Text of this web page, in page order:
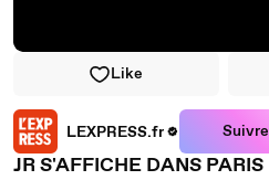
Like
LEXPRESS.fr Suivre
JR S'AFFICHE DANS PARIS